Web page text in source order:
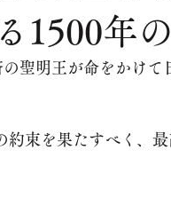
1500年の
聖明王が命をかけて
束を果たすべく、